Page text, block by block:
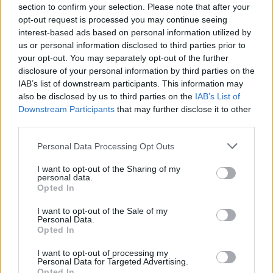
section to confirm your selection. Please note that after your
opt-out request is processed you may continue seeing
interest-based ads based on personal information utilized by
us or personal information disclosed to third parties prior to
your opt-out. You may separately opt-out of the further
disclosure of your personal information by third parties on the
IAB’s list of downstream participants. This information may
also be disclosed by us to third parties on the IAB’s List of
Downstream Participants that may further disclose it to other
Personal Data Processing Opt Outs
I want to opt-out of the Sharing of my
personal data.
Opted In
I want to opt-out of the Sale of my
Personal Data.
Opted In
I want to opt-out of processing my
Personal Data for Targeted Advertising.
Protesty: Hasiči včera zasahovali u devíti požárů
27.9.2000 10:05 | PRAHA (ČIA )
Hasičský záchranný sbor (HSZ)musel v úterý na území hlavního
města likvidovat celkem devět požárů, přičemž osm z nich bylo
dílem odpůrců globalizace. Jednalo se o požáry narychlo
vytvořených barikád a jeden zapálený osobní automobil. Okolní
domy naštěstí nebyly požáry zasaženy. ČIA to sdělil tiskový mluvčí
ředitelství HSZ Zdeněk Ráž. Pro zvýšení akceschopnosti posílil v
průběhu úterý HZS hl. m. Prahy jednotky o techniku a příslušníky
připraveny další jednotky," dodal Ráž. Na posílení bezpečnosti
Mezinárodního měnového fondu
Světové banky
byla v podvečerních hodinách vytvořena i dočasná
mobilní požární stanice na pražském Výstavišti, doplnil mluvčí.
Organizátoři Jiné zprávy včerejší boje v ulicích odsoudili
27.9.2000 08:15 | PRAHA (EkoList)
Včerejší boje v ulicích Prahy ve svém prohlášení ostře odsoudili
diskusí v evangelickém kostele sv. Salvátora. "
CEE Bankwatch
Network,Přátelé Země(Friends of the Earth) aMilostivé léto 2000